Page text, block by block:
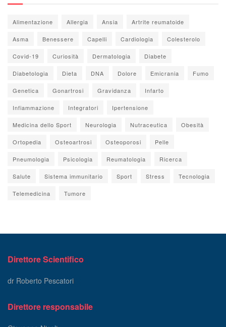
Alimentazione Allergia Ansia Artrite reumatoide
Asma Benessere Capelli Cardiologia Colesterolo
Covid-19 Curiosità Dermatologia Diabete
Diabetologia Dieta DNA Dolore Emicrania Fumo
Genetica Gonartrosi Gravidanza Infarto
Infiammazione Integratori Ipertensione
Medicina dello Sport Neurologia Nutraceutica Obesità
Ortopedia Osteoartrosi Osteoporosi Pelle
Pneumologia Psicologia Reumatologia Ricerca
Salute Sistema immunitario Sport Stress Tecnologia
Telemedicina Tumore
Direttore Scientifico
dr Roberto Pescatori
Direttore responsabile